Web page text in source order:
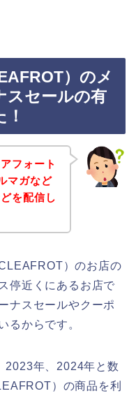
）のメ
スセールの有
フォート
マガなど
を配信し
）のお店の
停近くにあるお店で
ナスセールやクーポ
るからです。
2023年、2024年と数
）の商品を利